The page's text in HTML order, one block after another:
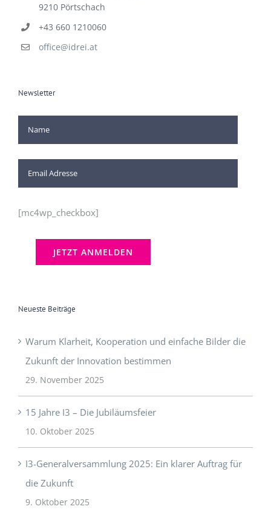
9210 Pörtschach
+43 660 1210060
office@idrei.at
Newsletter
[mc4wp_checkbox]
Neueste Beiträge
Warum Klarheit, Kooperation und einfache Bilder die
Zukunft der Innovation bestimmen
29. November 2025
15 Jahre I3 – Die Jubiläumsfeier
10. Oktober 2025
I3-Generalversammlung 2025: Ein klarer Auftrag für
die Zukunft
9. Oktober 2025